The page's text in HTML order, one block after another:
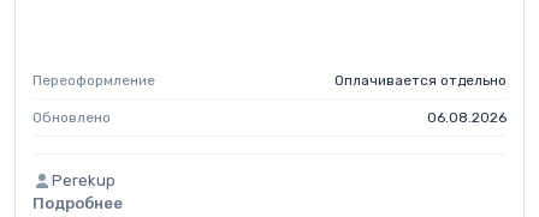
Переоформление Оплачивается отдельно
Обновлено 06.08.2026
Perekup
Подробнее